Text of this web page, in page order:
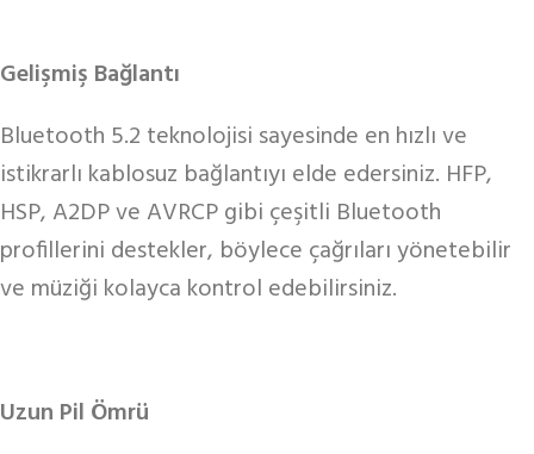
Gelişmiş Bağlantı
Bluetooth 5.2 teknolojisi sayesinde en hızlı ve
istikrarlı kablosuz bağlantıyı elde edersiniz. HFP,
HSP, A2DP ve AVRCP gibi çeşitli Bluetooth
profillerini destekler, böylece çağrıları yönetebilir
ve müziği kolayca kontrol edebilirsiniz.
Uzun Pil Ömrü